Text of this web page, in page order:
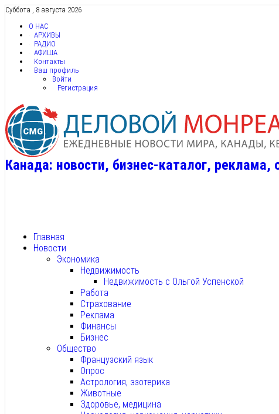
Суббота , 8 августа 2026
О НАС
АРХИВЫ
РАДИО
АФИША
Контакты
Ваш профиль
Войти
Регистрация
Канада: новости, бизнес-каталог, реклама,
Главная
Новости
Экономика
Недвижимость
Недвижимость с Ольгой Успенской
Работа
Страхование
Реклама
Финансы
Бизнес
Общество
Французский язык
Опрос
Астрология, эзотерика
Животные
Здоровье, медицина